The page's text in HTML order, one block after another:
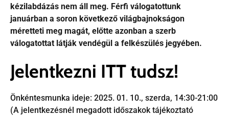
kézilabdázás nem áll meg. Férfi válogatottunk
januárban a soron következő világbajnokságon
méretteti meg magát, előtte azonban a szerb
válogatottat látják vendégül a felkészülés jegyében.
Jelentkezni ITT tudsz!
Önkéntesmunka ideje: 2025. 01. 10., szerda, 14:30-21:00
(A jelentkezésnél megadott időszakok tájékoztató